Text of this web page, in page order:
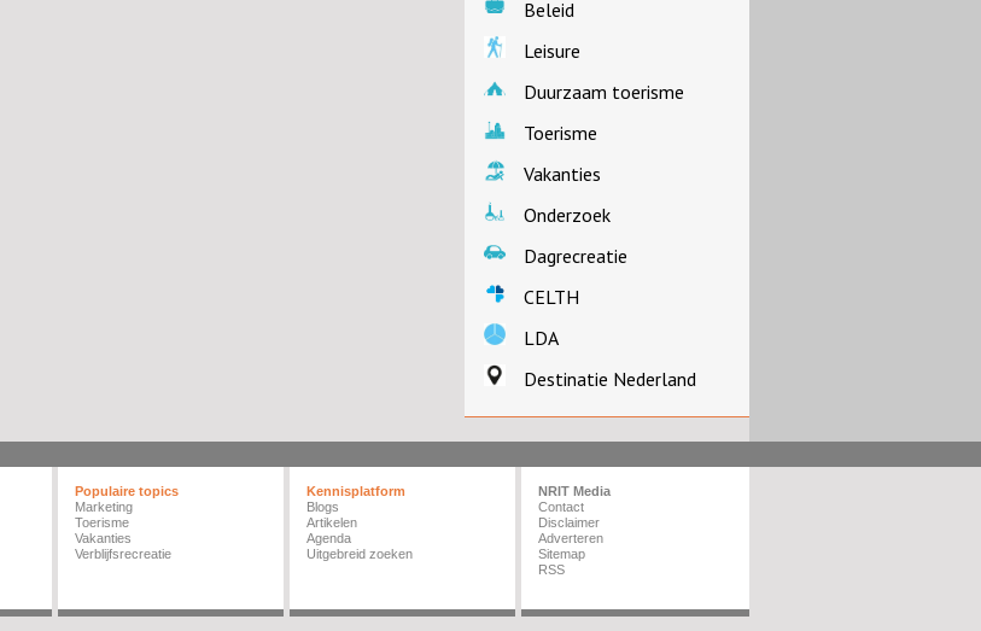
Beleid
Leisure
Duurzaam toerisme
Toerisme
Vakanties
Onderzoek
Dagrecreatie
CELTH
LDA
Destinatie Nederland
Populaire topics
Marketing
Toerisme
Vakanties
Verblijfsrecreatie
Kennisplatform
Blogs
Artikelen
Agenda
Uitgebreid zoeken
NRIT Media
Contact
Disclaimer
Adverteren
Sitemap
RSS